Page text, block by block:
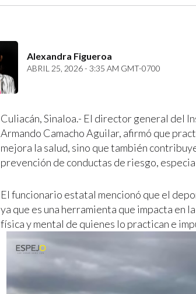
Alexandra Figueroa
ABRIL 25, 2026 - 3:35 AM GMT-0700
Culiacán, Sinaloa.- El director general del
Armando Camacho Aguilar, afirmó que
mejora la salud, sino que también
prevención de conductas de riesgo,
El funcionario estatal mencionó que el
ya que es una herramienta que impacta en
física y mental de quienes lo practican e